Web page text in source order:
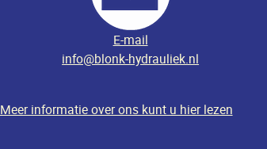
E-mail
info@blonk-hydrauliek.nl
Meer informatie over ons kunt u hier lezen